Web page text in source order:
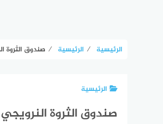
الرئيسية ⁄ الرئيسية ⁄ صندوق الثروة
الرئيسية
صندوق الثروة